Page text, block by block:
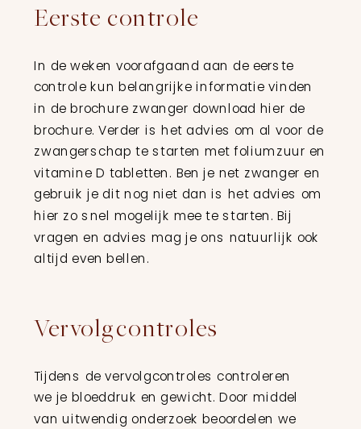
In de weken voorafgaand aan de eerste
controle kun belangrijke informatie vinden
in de brochure zwanger download hier de
brochure. Verder is het advies om al voor de
zwangerschap te starten met foliumzuur en
vitamine D tabletten. Ben je net zwanger en
gebruik je dit nog niet dan is het advies om
hier zo snel mogelijk mee te starten. Bij
vragen en advies mag je ons natuurlijk ook
altijd even bellen.
Eerste controle
Tijdens de vervolgcontroles controleren
we je bloeddruk en gewicht. Door middel
van uitwendig onderzoek beoordelen we
Vervolgcontroles